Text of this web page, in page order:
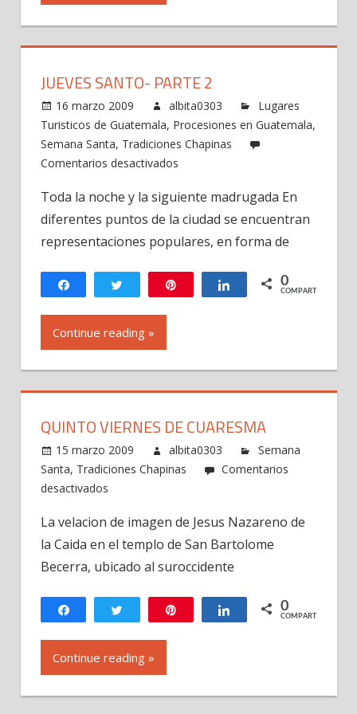
JUEVES SANTO- PARTE 2
16 marzo 2009 albita0303
Lugares
Turisticos de Guatemala, Procesiones en Guatemala,
Semana Santa, Tradiciones Chapinas
Comentarios desactivados
Santo-
Parte
2
Toda la noche y la siguiente madrugada En
diferentes puntos de la ciudad se encuentran
representaciones populares, en forma de
Compartir Twittear Compartir
0
COMPARTIR
Continue reading »
QUINTO VIERNES DE CUARESMA
15 marzo 2009 albita0303
Semana
Santa, Tradiciones Chapinas
Comentarios
desactivados
Viernes
de
Cuaresma
La velacion de imagen de Jesus Nazareno de
la Caida en el templo de San Bartolome
Becerra, ubicado al suroccidente
Compartir Twittear Compartir
0
COMPARTIR
Continue reading »